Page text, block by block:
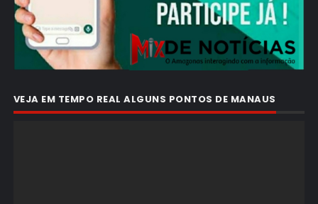
VEJA EM TEMPO REAL ALGUNS PONTOS DE MANAUS